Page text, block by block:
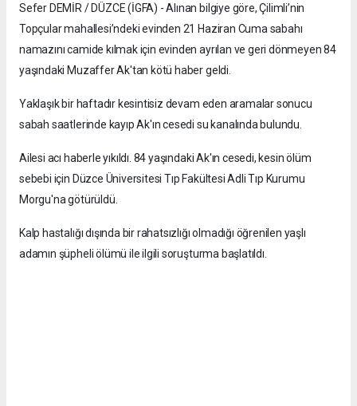
Sefer DEMİR / DÜZCE (İGFA) - Alınan bilgiye göre, Çilimli’nin
Topçular mahallesi’ndeki evinden 21 Haziran Cuma sabahı
namazını camide kılmak için evinden ayrılan ve geri dönmeyen 84
yaşındaki Muzaffer Ak'tan kötü haber geldi.
Yaklaşık bir haftadır kesintisiz devam eden aramalar sonucu
sabah saatlerinde kayıp Ak'ın cesedi su kanalında bulundu.
Ailesi acı haberle yıkıldı. 84 yaşındaki Ak'ın cesedi, kesin ölüm
sebebi için Düzce Üniversitesi Tıp Fakültesi Adli Tıp Kurumu
Morgu'na götürüldü.
Kalp hastalığı dışında bir rahatsızlığı olmadığı öğrenilen yaşlı
adamın şüpheli ölümü ile ilgili soruşturma başlatıldı.